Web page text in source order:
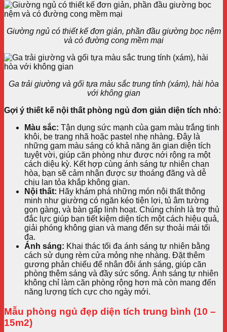
Giường ngủ có thiết kế đơn giản, phần đầu giường bọc nệm
và có đường cong mềm mại
Ga trải giường và gối tựa màu sắc trung tính (xám), hài hòa
với không gian
Gợi ý thiết kế nội thất phòng ngủ đơn giản diện tích nhỏ:
Màu sắc: Tận dụng sức mạnh của gam màu trắng tinh
khôi, be trang nhã hoặc pastel nhẹ nhàng. Đây là
những gam màu sáng có khả năng ăn gian diện tích
tuyệt vời, giúp căn phòng như được nới rộng ra một
cách diệu kỳ. Kết hợp cùng ánh sáng tự nhiên chan
hòa, bạn sẽ cảm nhận được sự thoáng đãng và dễ
chịu lan tỏa khắp không gian.
Nội thất: Hãy khám phá những món nội thất thông
minh như giường có ngăn kéo tiện lợi, tủ âm tường
gọn gàng, và bàn gấp linh hoạt. Chúng chính là trợ thủ
đắc lực giúp bạn tiết kiệm diện tích một cách hiệu quả,
giải phóng không gian và mang đến sự thoải mái tối
đa.
Ánh sáng: Khai thác tối đa ánh sáng tự nhiên bằng
cách sử dụng rèm cửa mỏng nhẹ nhàng. Đặt thêm
gương phản chiếu để nhân đôi ánh sáng, giúp căn
phòng thêm sáng và đầy sức sống. Ánh sáng tự nhiên
không chỉ làm căn phòng rộng hơn mà còn mang đến
năng lượng tích cực cho ngày mới.
Mẫu phòng ngủ đẹp diện tích trung bình (10 –
15m2)